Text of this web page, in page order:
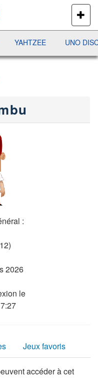
PLUS
DE
JEUX
YAHTZEE UNO
:
2026
le
Jeux favoris
accéder à cet